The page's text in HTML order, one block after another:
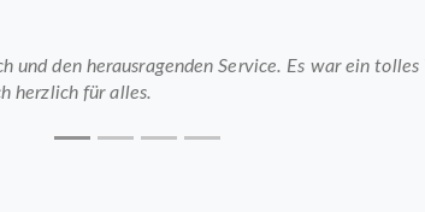
und den herausragenden Service. Es war ein
herzlich für alles.